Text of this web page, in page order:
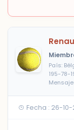
País:
195-78-
Fecha : 26-